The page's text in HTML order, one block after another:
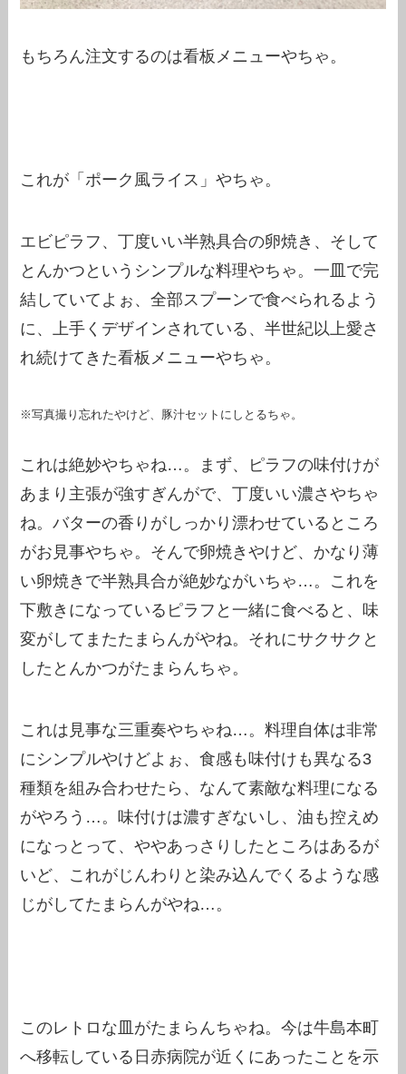
もちろん注文するのは看板メニューやちゃ。
これが「ポーク風ライス」やちゃ。
エビピラフ、丁度いい半熟具合の卵焼き、そして
とんかつというシンプルな料理やちゃ。一皿で完
結していてよぉ、全部スプーンで食べられるよう
に、上手くデザインされている、半世紀以上愛さ
れ続けてきた看板メニューやちゃ。
※写真撮り忘れたやけど、豚汁セットにしとるちゃ。
これは絶妙やちゃね…。まず、ピラフの味付けが
あまり主張が強すぎんがで、丁度いい濃さやちゃ
ね。バターの香りがしっかり漂わせているところ
がお見事やちゃ。そんで卵焼きやけど、かなり薄
い卵焼きで半熟具合が絶妙ながいちゃ…。これを
下敷きになっているピラフと一緒に食べると、味
変がしてまたたまらんがやね。それにサクサクと
したとんかつがたまらんちゃ。
これは見事な三重奏やちゃね…。料理自体は非常
にシンプルやけどよぉ、食感も味付けも異なる3
種類を組み合わせたら、なんて素敵な料理になる
がやろう…。味付けは濃すぎないし、油も控えめ
になっとって、ややあっさりしたところはあるが
いど、これがじんわりと染み込んでくるような感
じがしてたまらんがやね…。
このレトロな皿がたまらんちゃね。今は牛島本町
へ移転している日赤病院が近くにあったことを示